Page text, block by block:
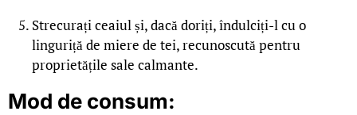
Strecurați ceaiul și, dacă doriți, îndulciți-l cu o
linguriță de miere de tei, recunoscută pentru
proprietățile sale calmante.
Mod de consum: